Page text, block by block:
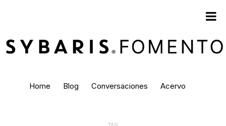
Home Blog Conversaciones Acervo